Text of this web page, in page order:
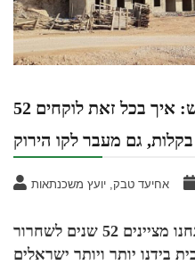
52 שנה לשחרור ירושלים ויו”ש: איך בכל זאת לוקחים
אחיעד טבק, יועץ משכנתאות
היום, יום ירושלים, אנחנו מציינים 52 שנים לשחרור
בידנו יותר ויותר ישראלים